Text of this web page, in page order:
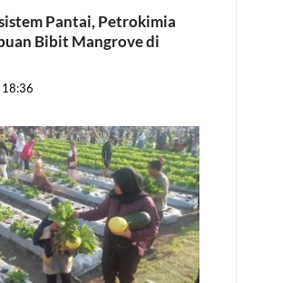
Pantai, Petrokimia
Bibit Mangrove di
18:36